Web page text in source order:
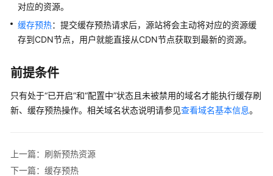
公
产
介
计
明
对应的资源。
缓存预热：提交缓存预热请求后，源站将会主动将对应的资源缓
存到CDN节点，用户就能直接从CDN节点获取到最新的资源。
前提条件
只有处于“已开启”和“配置中”状态且未被禁用的域名才能执行缓存刷
新、缓存预热操作。相关域名状态说明请参见查看域名基本信息。
上一篇：刷新预热资源
下一篇：缓存预热